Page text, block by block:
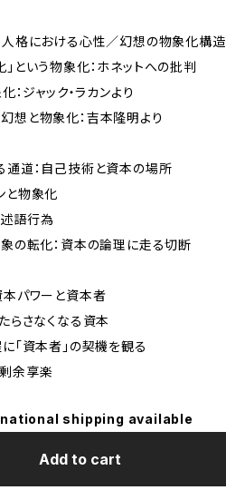
格における心性／幻想の物象化構造
いう物象化：ホネットへの批判
ャック・ラカンより
物象化：吉本隆明より
道：自己技術と資本の場所
物象化
行為
転化：資本の論理に走る切断
パワーと資本者
さなくなる資本
本者」の契機を観る
享楽
shipping available
Add to cart